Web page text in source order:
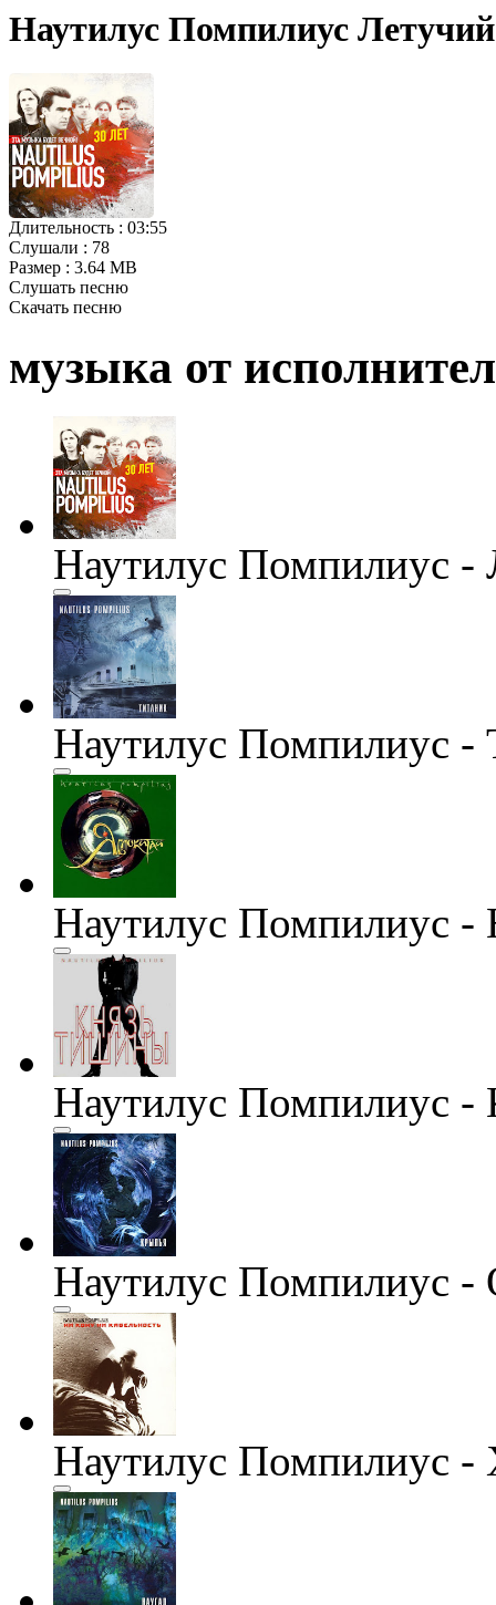
Наутилус Помпилиус
Длительность : 03:55
Слушали : 78
Размер : 3.64 MB
Слушать песню
Скачать песню
музыка от
Наутилус Помпилиус -
Наутилус Помпилиус -
Наутилус Помпилиус
Наутилус Помпилиус
Наутилус Помпилиус -
Наутилус Помпилиус